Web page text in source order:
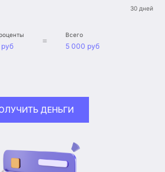
30 дней
= Всего
5 000 руб
ДЕНЬГИ